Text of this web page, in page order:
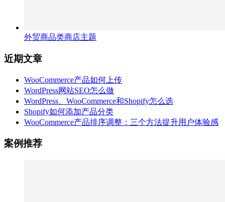
外贸商品类商店主题
近期文章
WooCommerce产品如何上传
WordPress网站SEO怎么做
WordPress、WooCommerce和Shopify怎么选
Shopify如何添加产品分类
WooCommerce产品排序调整：三个方法提升用户体验感
案例推荐